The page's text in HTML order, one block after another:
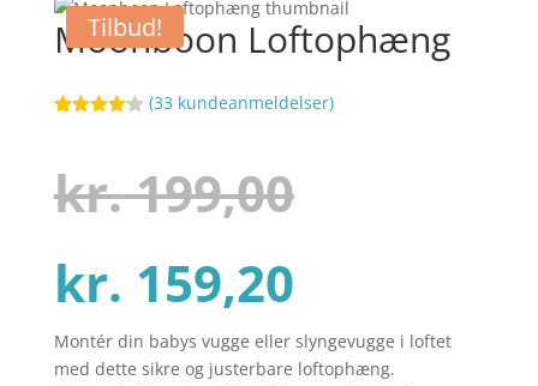
Tilbud!
Moonboon Loftophæng
baseret
på
kundebedø
(33 kundeanmeldelser)
kr.199,00
pris
kr. 159,20Den
aktuelle
Montér din babys vugge eller slyngevugge i loftet
med dette sikre og justerbare loftophæng.